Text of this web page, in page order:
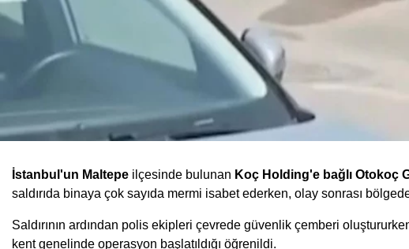
İstanbul'un Maltepe ilçesinde bulunan Koç Holding'e bağlı Otokoç
saldırıda binaya çok sayıda mermi isabet ederken, olay sonrası
Saldırının ardından polis ekipleri çevrede güvenlik çemberi
kent genelinde operasyon başlatıldığı öğrenildi.